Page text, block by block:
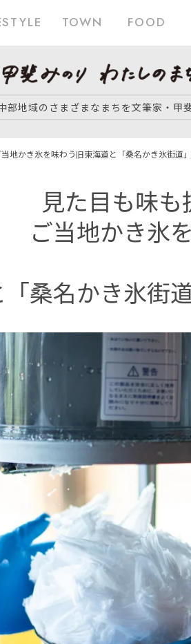
TOWN FOOD
部地域のさまざまなまちを文筆家・甲
当地かき氷を味わう旧東海道と「桑名かき氷街道
見た目も味も
ご当地かき氷
桑名かき氷街